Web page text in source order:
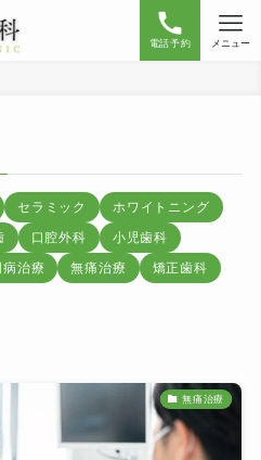
電話予約 メニュー
セラミック
ホワイトニング
口腔外科
小児歯科
治療 無痛治療
矯正歯科
無痛治療